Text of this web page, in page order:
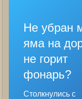
Не убран
яма на
не горит
фонарь?
Столкнулись с